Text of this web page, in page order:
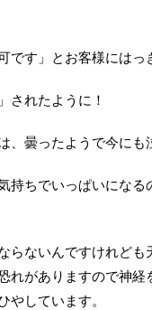
です」とお客様にはっ
されたように！
、曇ったようで今にも
持ちでいっぱいにな
らないんですけれど
れがありますので神
やしています。